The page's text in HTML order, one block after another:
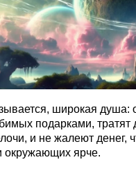
широкая душа:
подарками, тратят
и не жалеют денег,
окружающих ярче.